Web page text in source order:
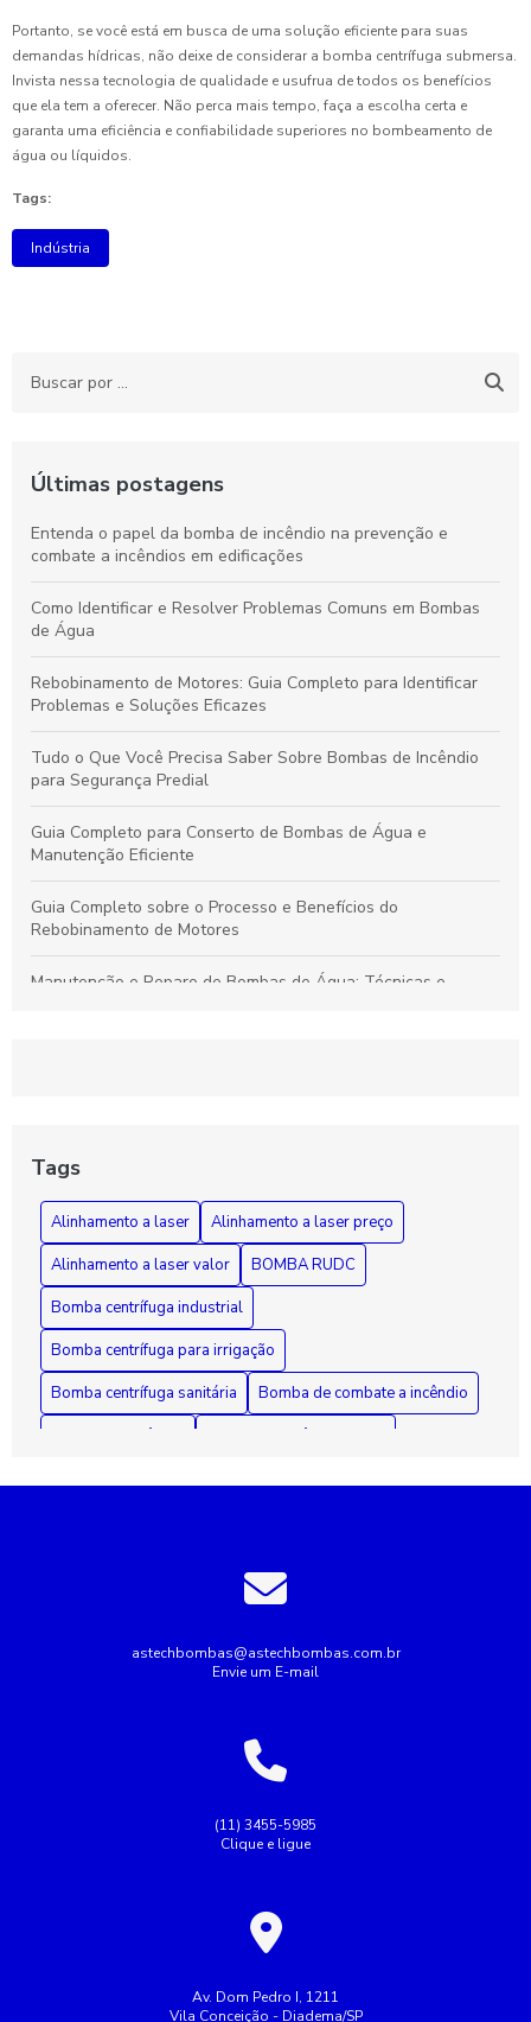
Portanto, se você está em busca de uma solução eficiente para suas
demandas hídricas, não deixe de considerar a bomba centrífuga submersa.
Invista nessa tecnologia de qualidade e usufrua de todos os benefícios
que ela tem a oferecer. Não perca mais tempo, faça a escolha certa e
garanta uma eficiência e confiabilidade superiores no bombeamento de
água ou líquidos.
Tags:
Indústria
Últimas postagens
Entenda o papel da bomba de incêndio na prevenção e
combate a incêndios em edificações
Como Identificar e Resolver Problemas Comuns em Bombas
de Água
Rebobinamento de Motores: Guia Completo para Identificar
Problemas e Soluções Eficazes
Tudo o Que Você Precisa Saber Sobre Bombas de Incêndio
para Segurança Predial
Guia Completo para Conserto de Bombas de Água e
Manutenção Eficiente
Guia Completo sobre o Processo e Benefícios do
Rebobinamento de Motores
Manutenção e Reparo de Bombas de Água: Técnicas e
Funcionamento e Manutenção Fundamental
Como Diagnosticar e Reparar Bombas d'Água com Segurança
e Eficiência
Tags
Alinhamento a laser
Alinhamento a laser preço
Alinhamento a laser valor
BOMBA RUDC
Bomba centrífuga industrial
Bomba centrífuga para irrigação
Bomba centrífuga sanitária
Bomba de combate a incêndio
Bomba de incêndio
Bomba de incêndio 7 5 cv
Bombas submersas
Conserto de bomba submersa
Conserto de bombas
Empresa de rebobinagem de motores
Empresa de tubulação hidráulica
Empresa montagem de painel elétrico
Fazer Manutenção de bombas de recalque
Instalação de bombas
astechbombas@astechbombas.com.br
Envie um E-mail
(11) 3455-5985
Clique e ligue
Av. Dom Pedro I, 1211
Vila Conceição - Diadema/SP